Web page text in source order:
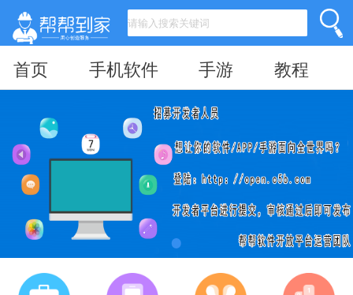
首页 手机软件 手游 教程